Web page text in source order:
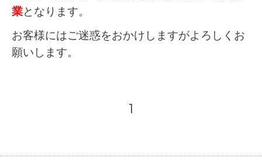
業となります。
お客様にはご迷惑をおかけしますがよろしくお
願いします。
1